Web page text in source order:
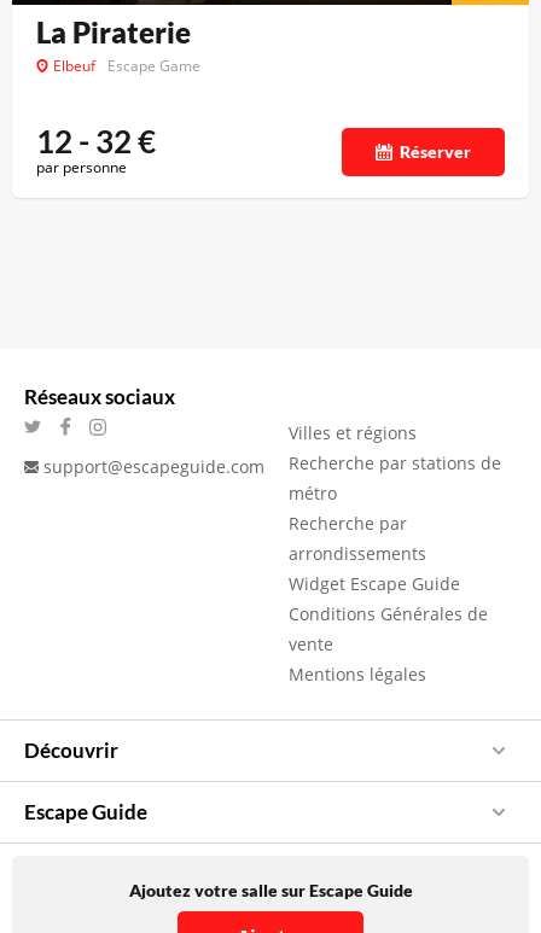
La Piraterie
Elbeuf Escape Game
12 - 32€
par personne
Réserver
Réseaux sociaux
support@escapeguide.com
Villes et régions
Recherche par stations de
métro
Recherche par
arrondissements
Widget Escape Guide
Conditions Générales de
vente
Mentions légales
Découvrir
Escape Guide
Ajoutez votre salle sur Escape Guide